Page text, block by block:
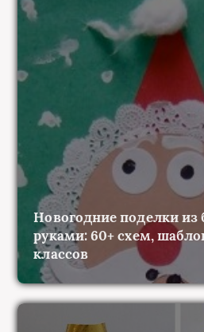
Новогодние поделки из
руками: 60+ схем,
классов